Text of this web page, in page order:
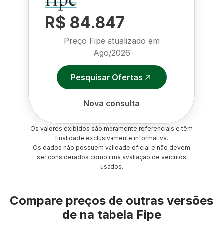
R$ 84.847
Preço Fipe atualizado em
Ago/2026
Pesquisar Ofertas
Nova consulta
Os valores exibidos são meramente referenciais e têm
finalidade exclusivamente informativa.
Os dados não possuem validade oficial e não devem
ser considerados como uma avaliação de veículos
usados.
Compare preços de outras versões
de na tabela Fipe